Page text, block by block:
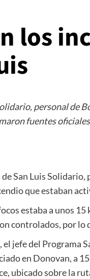
los
personal de
fuentes
San Luis
que estaban
estaba a unos
controlados, por lo
el jefe del Programa
en Donovan, a
ubicado sobre la